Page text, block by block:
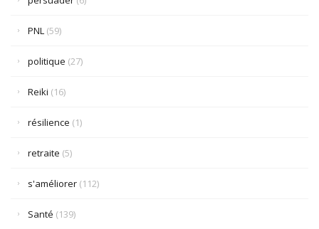
PNL (59)
politique (27)
Reiki (16)
résilience (1)
retraite (5)
s'améliorer (112)
Santé (139)